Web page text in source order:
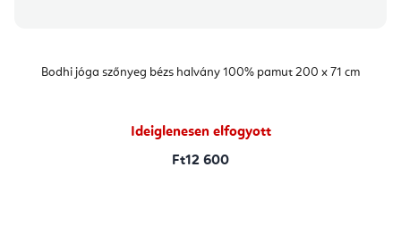
Bodhi jóga szőnyeg bézs halvány 100% pamut 200 x 71 cm
Ideiglenesen elfogyott
Ft12 600